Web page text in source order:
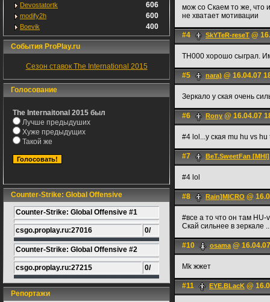
Devostatortk 606
modify2h 600
Boevik 400
События ProPlay.ru
Сезон ставок The International 2015
Голосование
The Internaitonal 2015 был
Лучше предыдуших
Хуже предыдущих
Такой же
Counter-Strike: Global Offensive
Counter-Strike: Global Offensive #1
csgo.proplay.ru:27016 0/
Counter-Strike: Global Offensive #2
csgo.proplay.ru:27215 0/
Репортажи
мож со Скаем то же, что
не хватает мотивации
#4 SkYTeR-reseT @
TH000 хорошо сыграл.
#5 nara) @ 16.04.07
Зеркало у ская очень
#6 Rony @ 16.04.07
#4 lol...у ская mu hu vs hu
#7 BeT.SweetFan [MHI]
#4 lol
#8 Rain]MICRO @
#все а то что он там HU-
Скай сильнее в зеркале
#10 osama@
Mk жжет
#11 EYE.BLacK @